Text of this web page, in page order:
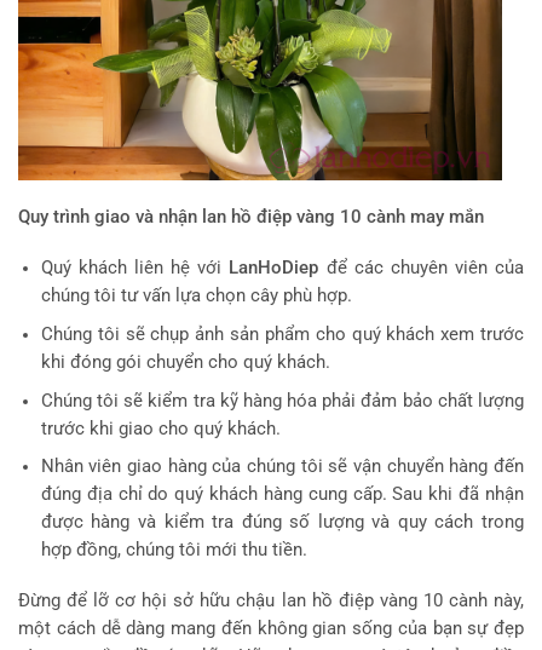
Quy trình giao và nhận lan hồ điệp vàng 10 cành may mắn
Quý khách liên hệ với LanHoDiep để các chuyên viên của
chúng tôi tư vấn lựa chọn cây phù hợp.
Chúng tôi sẽ chụp ảnh sản phẩm cho quý khách xem trước
khi đóng gói chuyển cho quý khách.
Chúng tôi sẽ kiểm tra kỹ hàng hóa phải đảm bảo chất lượng
trước khi giao cho quý khách.
Nhân viên giao hàng của chúng tôi sẽ vận chuyển hàng đến
đúng địa chỉ do quý khách hàng cung cấp. Sau khi đã nhận
được hàng và kiểm tra đúng số lượng và quy cách trong
hợp đồng, chúng tôi mới thu tiền.
Đừng để lỡ cơ hội sở hữu chậu lan hồ điệp vàng 10 cành này,
một cách dễ dàng mang đến không gian sống của bạn sự đẹp